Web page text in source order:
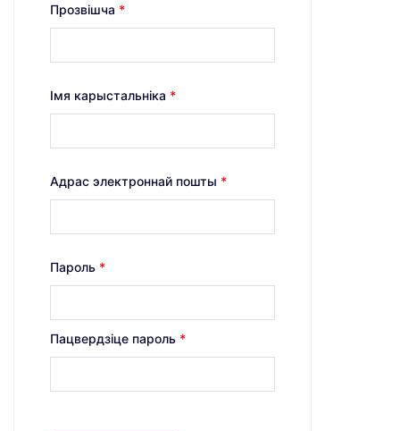
Прозвішча *
Імя карыстальніка *
Адрас электроннай пошты *
Пароль *
Пацвердзіце пароль *